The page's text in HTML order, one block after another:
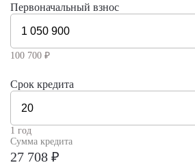
Первоначальный взнос
100 700 ₽
Срок кредита
1 год
Сумма кредита
27 708 ₽